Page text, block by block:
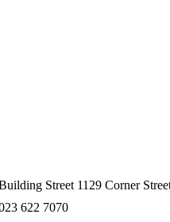
Street 1129 Corner
622 7070